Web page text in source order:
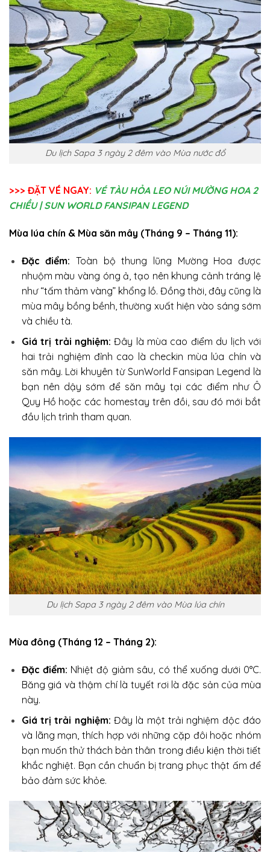
Du lịch Sapa 3 ngày 2 đêm vào Mùa nước đổ
>>> ĐẶT VÉ NGAY: VÉ TÀU HỎA LEO NÚI MƯỜNG HOA 2
CHIỀU | SUN WORLD FANSIPAN LEGEND
Mùa lúa chín & Mùa săn mây (Tháng 9 – Tháng 11):
Đặc điểm: Toàn bộ thung lũng Mường Hoa được
nhuộm màu vàng óng ả, tạo nên khung cảnh tráng lệ
như “tấm thảm vàng” khổng lồ. Đồng thời, đây cũng là
mùa mây bồng bềnh, thường xuất hiện vào sáng sớm
và chiều tà.
Giá trị trải nghiệm: Đây là mùa cao điểm du lịch với
hai trải nghiệm đỉnh cao là checkin mùa lúa chín và
săn mây. Lời khuyên từ SunWorld Fansipan Legend là
bạn nên dậy sớm để săn mây tại các điểm như Ô
Quy Hồ hoặc các homestay trên đồi, sau đó mới bắt
đầu lịch trình tham quan.
Du lịch Sapa 3 ngày 2 đêm vào Mùa lúa chín
Mùa đông (Tháng 12 – Tháng 2):
Đặc điểm: Nhiệt độ giảm sâu, có thể xuống dưới 0°C.
Băng giá và thậm chí là tuyết rơi là đặc sản của mùa
này.
Giá trị trải nghiệm: Đây là một trải nghiệm độc đáo
và lãng mạn, thích hợp với những cặp đôi hoặc nhóm
bạn muốn thử thách bản thân trong điều kiện thời tiết
khắc nghiệt. Bạn cần chuẩn bị trang phục thật ấm để
bảo đảm sức khỏe.